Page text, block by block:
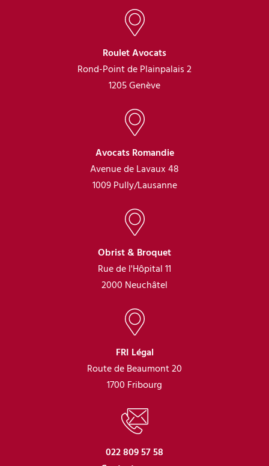
Roulet Avocats
Rond-Point de Plainpalais 2
1205 Genève
Avocats Romandie
Avenue de Lavaux 48
1009 Pully/Lausanne
Obrist & Broquet
Rue de l'Hôpital 11
2000 Neuchâtel
FRI Légal
Route de Beaumont 20
1700 Fribourg
022 809 57 58